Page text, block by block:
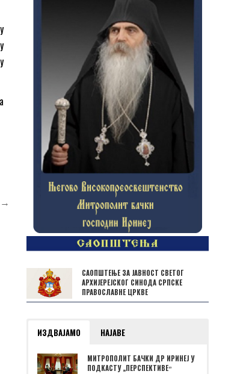
→
САОПШТЕЊЕ ЗА ЈАВНОСТ СВЕТОГ
АРХИЈЕРЕЈСКОГ СИНОДА СРПСКЕ
ПРАВОСЛАВНЕ ЦРКВЕ
ИЗДВАЈАМО НАЈАВЕ
МИТРОПОЛИТ БАЧКИ ДР ИРИНЕЈ У
ПОДКАСТУ „ПЕРСПЕКТИВЕˮ